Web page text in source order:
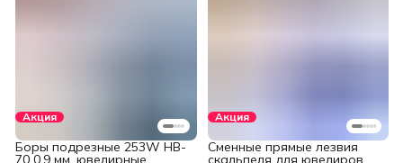
Акция
Боры подрезные 253W HB-
70 0,9 мм. ювелирные
Акция
Сменные прямые лезвия
скальпеля для ювелиров